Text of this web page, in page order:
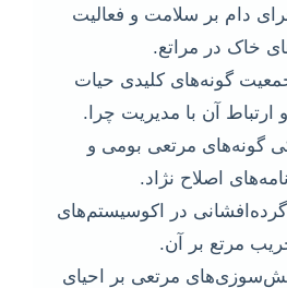
دام بر سلامت و فعالیت
خاک در مراتع.
گونه‌های کلیدی حیات
آن با مدیریت چرا.
گونه‌های مرتعی بومی و
اصلاح نژاد.
گرده‌افشانی در اکوسیستم‌های
مرتع بر آن.
مرتعی بر احیای